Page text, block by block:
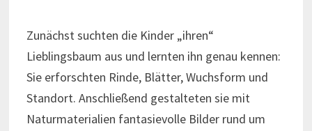
Zunächst suchten die Kinder „ihren“
Lieblingsbaum aus und lernten ihn genau kennen:
Sie erforschten Rinde, Blätter, Wuchsform und
Standort. Anschließend gestalteten sie mit
Naturmaterialien fantasievolle Bilder rund um